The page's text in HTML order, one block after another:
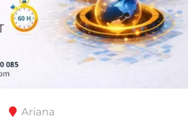
Ariana